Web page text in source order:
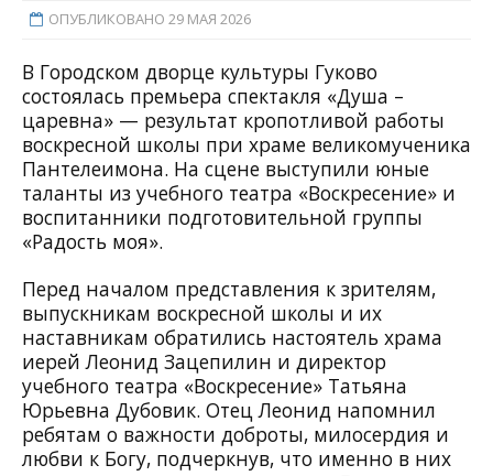
ОПУБЛИКОВАНО 29 МАЯ 2026
В Городском дворце культуры Гуково
состоялась премьера спектакля «Душа –
царевна» — результат кропотливой работы
воскресной школы при храме великомученика
Пантелеимона. На сцене выступили юные
таланты из учебного театра «Воскресение» и
воспитанники подготовительной группы
«Радость моя».
Перед началом представления к зрителям,
выпускникам воскресной школы и их
наставникам обратились настоятель храма
иерей Леонид Зацепилин и директор
учебного театра «Воскресение» Татьяна
Юрьевна Дубовик. Отец Леонид напомнил
ребятам о важности доброты, милосердия и
любви к Богу, подчеркнув, что именно в них